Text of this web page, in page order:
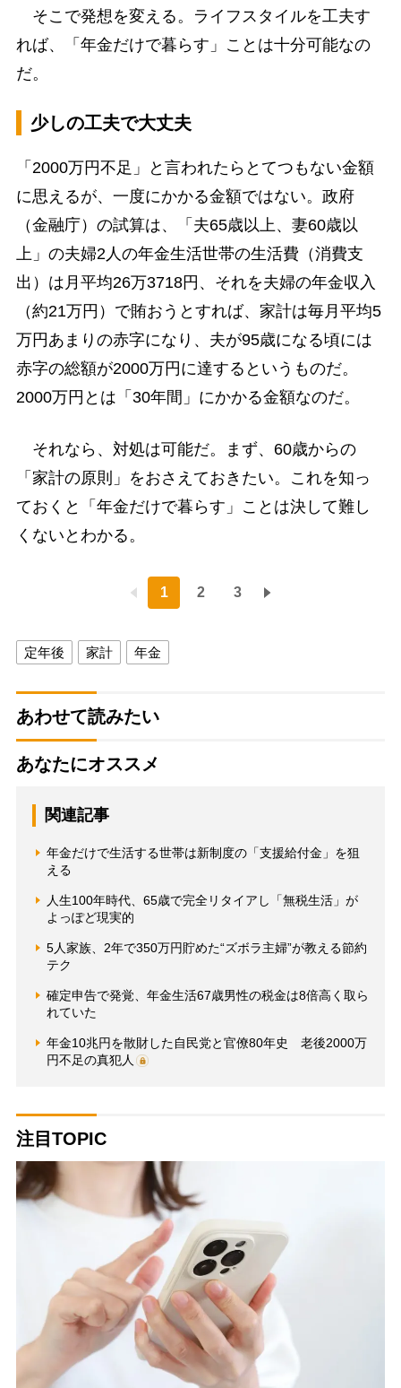
そこで発想を変える。ライフスタイルを工夫す
れば、「年金だけで暮らす」ことは十分可能なの
だ。
少しの工夫で大丈夫
「2000万円不足」と言われたらとてつもない金額
に思えるが、一度にかかる金額ではない。政府
（金融庁）の試算は、「夫65歳以上、妻60歳以
上」の夫婦2人の年金生活世帯の生活費（消費支
出）は月平均26万3718円、それを夫婦の年金収入
（約21万円）で賄おうとすれば、家計は毎月平均5
万円あまりの赤字になり、夫が95歳になる頃には
赤字の総額が2000万円に達するというものだ。
2000万円とは「30年間」にかかる金額なのだ。
それなら、対処は可能だ。まず、60歳からの
「家計の原則」をおさえておきたい。これを知っ
ておくと「年金だけで暮らす」ことは決して難し
くないとわかる。
1 2 3
定年後 家計 年金
あわせて読みたい
あなたにオススメ
関連記事
年金だけで生活する世帯は新制度の「支援給付金」を狙
える
人生100年時代、65歳で完全リタイアし「無税生活」が
よっぽど現実的
5人家族、2年で350万円貯めた“ズボラ主婦”が教える節約
テク
確定申告で発覚、年金生活67歳男性の税金は8倍高く取ら
れていた
年金10兆円を散財した自民党と官僚80年史 老後2000万
円不足の真犯人
注目TOPIC